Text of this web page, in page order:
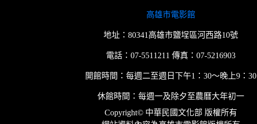
高雄市電影館
地址：80341高雄市鹽埕區河西路10號
電話：07-5511211 傳真：07-5216903
開館時間：每週二至週日下午1：30～晚上9：30
休館時間：每週一及除夕至農曆大年初一
Copyright© 中華民國文化部 版權所有